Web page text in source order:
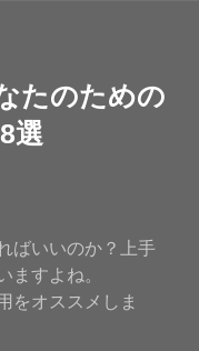
たのための
選
ばいいのか？上手
ますよね。
をオススメしま